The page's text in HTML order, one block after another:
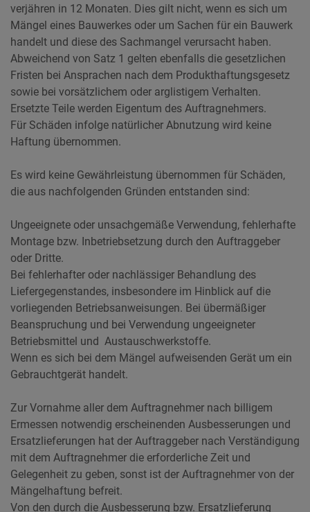
verjähren in 12 Monaten. Dies gilt nicht, wenn es sich um
Mängel eines Bauwerkes oder um Sachen für ein Bauwerk
handelt und diese des Sachmangel verursacht haben.
Abweichend von Satz 1 gelten ebenfalls die gesetzlichen
Fristen bei Ansprachen nach dem Produkthaftungsgesetz
sowie bei vorsätzlichem oder arglistigem Verhalten.
Ersetzte Teile werden Eigentum des Auftragnehmers.
Für Schäden infolge natürlicher Abnutzung wird keine
Haftung übernommen.
Es wird keine Gewährleistung übernommen für Schäden,
die aus nachfolgenden Gründen entstanden sind:
Ungeeignete oder unsachgemäße Verwendung, fehlerhafte
Montage bzw. Inbetriebsetzung durch den Auftraggeber
oder Dritte.
Bei fehlerhafter oder nachlässiger Behandlung des
Liefergegenstandes, insbesondere im Hinblick auf die
vorliegenden Betriebsanweisungen. Bei übermäßiger
Beanspruchung und bei Verwendung ungeeigneter
Betriebsmittel und Austauschwerkstoffe.
Wenn es sich bei dem Mängel aufweisenden Gerät um ein
Gebrauchtgerät handelt.
Zur Vornahme aller dem Auftragnehmer nach billigem
Ermessen notwendig erscheinenden Ausbesserungen und
Ersatzlieferungen hat der Auftraggeber nach Verständigung
mit dem Auftragnehmer die erforderliche Zeit und
Gelegenheit zu geben, sonst ist der Auftragnehmer von der
Mängelhaftung befreit.
Von den durch die Ausbesserung bzw. Ersatzlieferung